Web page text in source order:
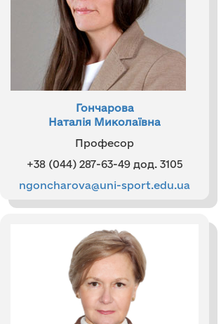
Гончарова
Наталія Миколаївна
Професор
+38 (044) 287-63-49 дод. 3105
ngoncharova@uni-sport.edu.ua